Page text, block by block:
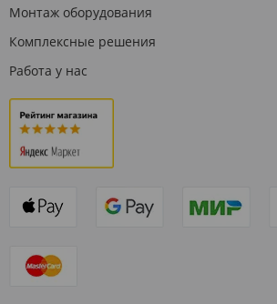
Монтаж оборудования
Комплексные решения
Работа у нас